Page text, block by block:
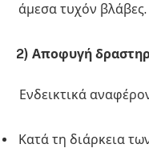
άμεσα τυχόν βλάβες.
2) Αποφυγή
Ενδεικτικά
Κατά τη διάρκεια